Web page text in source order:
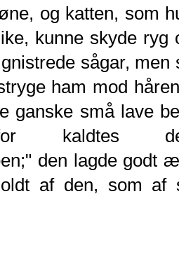
og katten, som
kunne skyde ryg
sågar, men
ham mod
ganske små lave
kaldtes
den lagde godt
af den, som af